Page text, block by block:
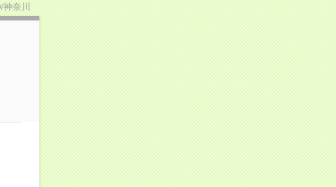
神奈川